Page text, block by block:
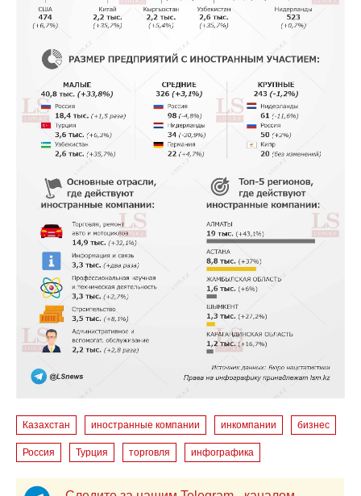
Казахстан иностранные компании инкомпании бизнес
Россия Турция торговля инфографика